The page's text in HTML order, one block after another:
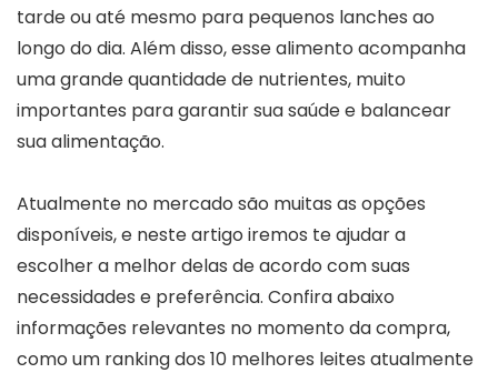
tarde ou até mesmo para pequenos lanches ao
longo do dia. Além disso, esse alimento acompanha
uma grande quantidade de nutrientes, muito
importantes para garantir sua saúde e balancear
sua alimentação.
Atualmente no mercado são muitas as opções
disponíveis, e neste artigo iremos te ajudar a
escolher a melhor delas de acordo com suas
necessidades e preferência. Confira abaixo
informações relevantes no momento da compra,
como um ranking dos 10 melhores leites atualmente